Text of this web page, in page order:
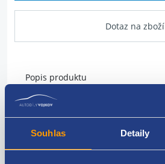
Souhlas Detaily
Dotaz na zboží
Popis produktu
stropní svítilna interiéru
barva: Y20 - perlově šedá